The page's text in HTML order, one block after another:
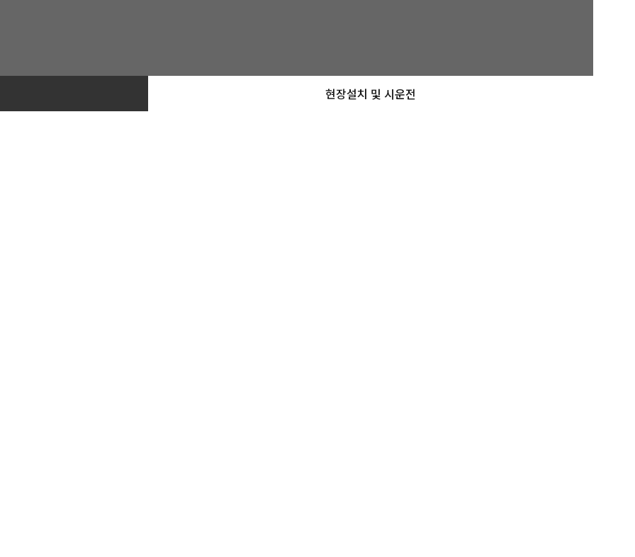
현장설치 및 시운전